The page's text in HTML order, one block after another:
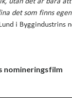
utan det är bara
det som finns
i Byggindustrins
nomineringsfilm